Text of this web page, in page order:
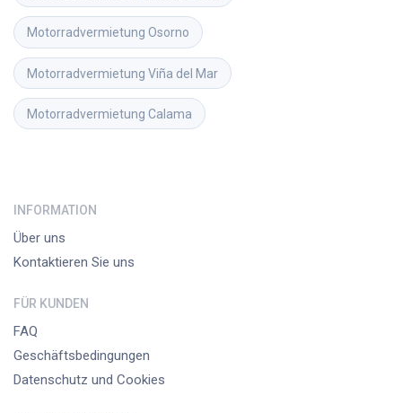
Motorradvermietung Osorno
Motorradvermietung Viña del Mar
Motorradvermietung Calama
INFORMATION
Über uns
Kontaktieren Sie uns
FÜR KUNDEN
FAQ
Geschäftsbedingungen
Datenschutz und Cookies